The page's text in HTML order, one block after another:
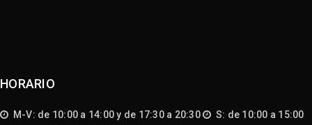
HORARIO
M-V: de 10:00 a 14:00 y de 17:30 a 20:30
S: de 10:00 a 15:00